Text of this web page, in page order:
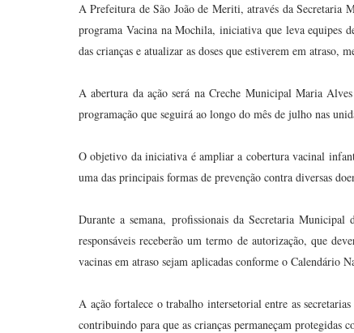
A Prefeitura de São João de Meriti, através da Secretaria
programa Vacina na Mochila, iniciativa que leva equipes
das crianças e atualizar as doses que estiverem em atraso,
A abertura da ação será na Creche Municipal Maria
programação que seguirá ao longo do mês de julho nas
O objetivo da iniciativa é ampliar a cobertura vacinal
uma das principais formas de prevenção contra diversas
Durante a semana, profissionais da Secretaria Municipal
responsáveis receberão um termo de autorização, que
vacinas em atraso sejam aplicadas conforme o Calendário
A ação fortalece o trabalho intersetorial entre as
contribuindo para que as crianças permaneçam protegidas